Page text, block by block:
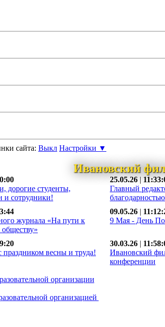
сайта: Выкл Настройки ▼
Ивановский
дорогие студенты,
и сотрудники!
25.05.26 |
Главный
журнала «На пути к
09.05.26 |
9 Мая - День
праздником весны и труда!
30.03.26 |
Ивановский
конференции
организации
организацией